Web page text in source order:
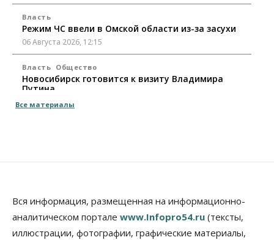
Власть
Режим ЧС ввели в Омской области из-за засухи
06 Августа 2026, 12:15
Власть Общество
Новосибирск готовится к визиту Владимира
Путина
06 Августа 2026, 12:05
В 16 населённых пунктах Мошковского района
модернизировали мобильную связь
06 Августа 2026, 11:35
Все материалы
Вся информация, размещенная на информационно-
аналитическом портале www.Infopro54.ru (тексты,
иллюстрации, фотографии, графические материалы,